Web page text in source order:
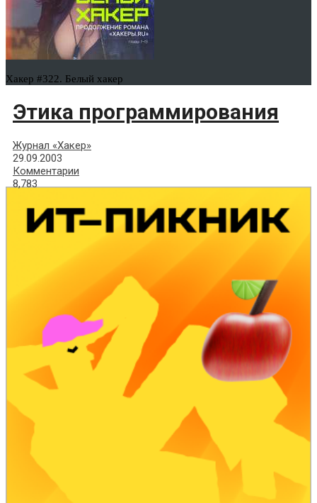
Хакер #322. Белый хакер
Этика программирования
Журнал «Хакер»
29.09.2003
Комментарии
8,783